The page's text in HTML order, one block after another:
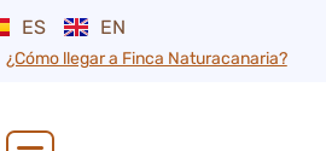
¿Cómo llegar a Finca Naturacanaria?
ES EN